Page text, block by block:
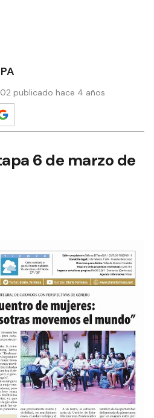
publicado hace 4 años
6 de marzo de